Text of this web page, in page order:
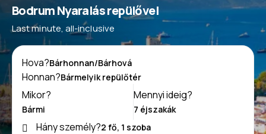
Bodrum Nyaralás repülővel
Last minute, all-inclusive
Hova?
Honnan?
Mikor?
Mennyi ideig?
Hány személy?